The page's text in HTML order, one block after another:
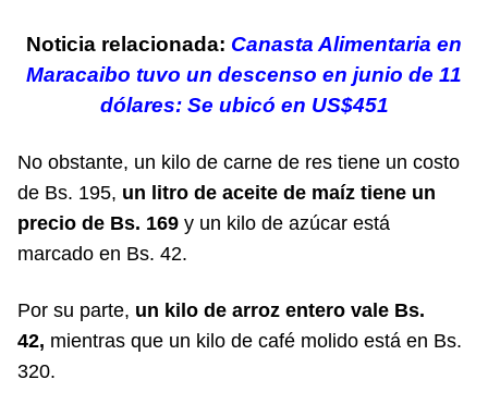
Noticia relacionada: Canasta Alimentaria en
Maracaibo tuvo un descenso en junio de 11
dólares: Se ubicó en US$451
No obstante, un kilo de carne de res tiene un costo
de Bs. 195, un litro de aceite de maíz tiene un
precio de Bs. 169 y un kilo de azúcar está
marcado en Bs. 42.
Por su parte, un kilo de arroz entero vale Bs.
42, mientras que un kilo de café molido está en Bs.
320.